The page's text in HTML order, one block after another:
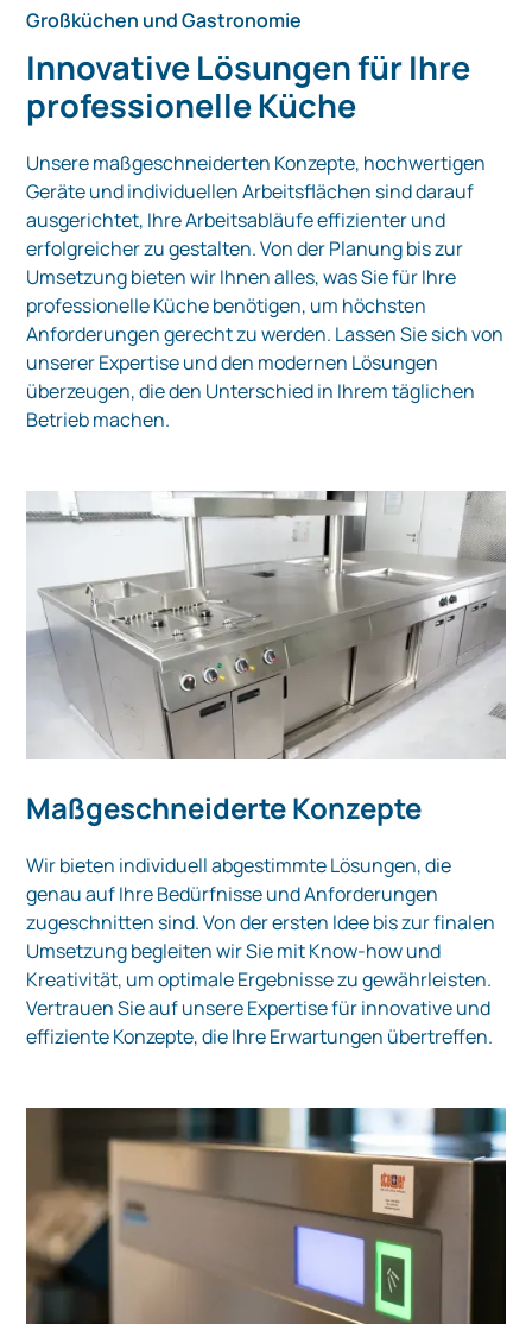
Großküchen und Gastronomie
Innovative Lösungen für Ihre
professionelle Küche
Unsere maßgeschneiderten Konzepte, hochwertigen
Geräte und individuellen Arbeitsflächen sind darauf
ausgerichtet, Ihre Arbeitsabläufe effizienter und
erfolgreicher zu gestalten. Von der Planung bis zur
Umsetzung bieten wir Ihnen alles, was Sie für Ihre
professionelle Küche benötigen, um höchsten
Anforderungen gerecht zu werden. Lassen Sie sich von
unserer Expertise und den modernen Lösungen
überzeugen, die den Unterschied in Ihrem täglichen
Betrieb machen.
Maßgeschneiderte Konzepte
Wir bieten individuell abgestimmte Lösungen, die
genau auf Ihre Bedürfnisse und Anforderungen
zugeschnitten sind. Von der ersten Idee bis zur finalen
Umsetzung begleiten wir Sie mit Know-how und
Kreativität, um optimale Ergebnisse zu gewährleisten.
Vertrauen Sie auf unsere Expertise für innovative und
effiziente Konzepte, die Ihre Erwartungen übertreffen.